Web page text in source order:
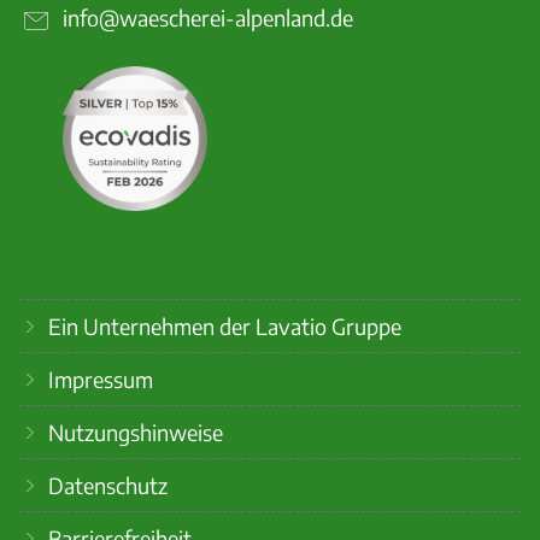
info@waescherei-alpenland.de
Ein Unternehmen der Lavatio Gruppe
Impressum
Nutzungshinweise
Datenschutz